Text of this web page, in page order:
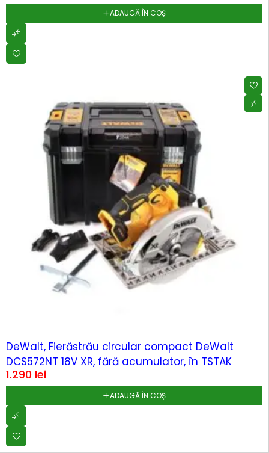
ADAUGĂ ÎN COȘ
DeWalt, Fierăstrău circular compact DeWalt
DCS572NT 18V XR, fără acumulator, în TSTAK
1.290 lei
ADAUGĂ ÎN COȘ